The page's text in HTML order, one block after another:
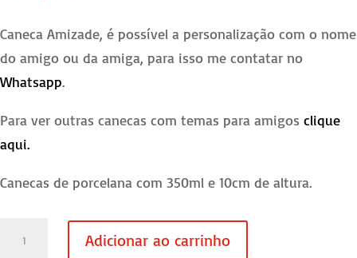
Caneca Amizade, é possível a personalização com o nome
do amigo ou da amiga, para isso me contatar no
Whatsapp.
Para ver outras canecas com temas para amigos clique
aqui.
Canecas de porcelana com 350ml e 10cm de altura.
Adicionar ao carrinho